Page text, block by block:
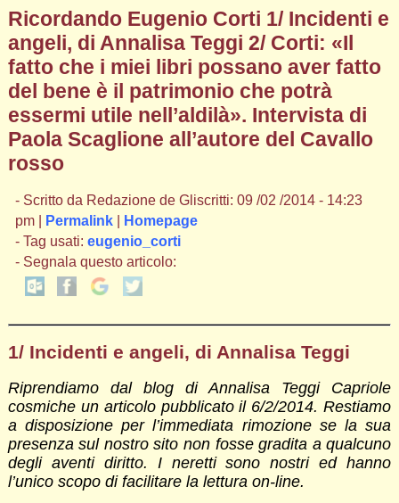
Ricordando Eugenio Corti 1/ Incidenti e
angeli, di Annalisa Teggi 2/ Corti: «Il
fatto che i miei libri possano aver fatto
del bene è il patrimonio che potrà
essermi utile nell’aldilà». Intervista di
Paola Scaglione all’autore del Cavallo
rosso
- Scritto da Redazione de Gliscritti: 09 /02 /2014 - 14:23
pm |
Permalink|
Homepage
- Tag usati: eugenio_corti
- Segnala questo articolo:
1/ Incidenti e angeli, di Annalisa Teggi
Riprendiamo dal blog di Annalisa Teggi Capriole
cosmiche un articolo pubblicato il 6/2/2014. Restiamo
a disposizione per l’immediata rimozione se la sua
presenza sul nostro sito non fosse gradita a qualcuno
degli aventi diritto. I neretti sono nostri ed hanno
l’unico scopo di facilitare la lettura on-line.